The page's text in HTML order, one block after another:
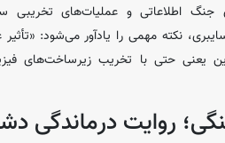
جنگ اطلاعاتی و عملیات‌های تخریبی
نکته مهمی را یادآور می‌شود: «تأثیر
این یعنی حتی با تخریب زیرساخت‌های
روایت درماندگی